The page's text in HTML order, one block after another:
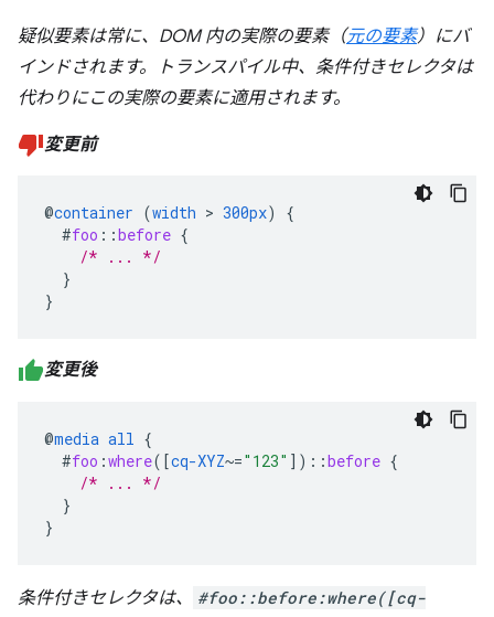
疑似要素は常に、DOM 内の実際の要素（元の要素）にバ
インドされます。トランスパイル中、条件付きセレクタは
代わりにこの実際の要素に適用されます。
変更前
@container (width > 300px)
{
#foo ::before {
/* ... */
}
}
変更後
@media all {
#foo :where([cq-XYZ~="123" ]) ::before {
/* ... */
}
}
条件付きセレクタは、
#foo::before:where([cq-